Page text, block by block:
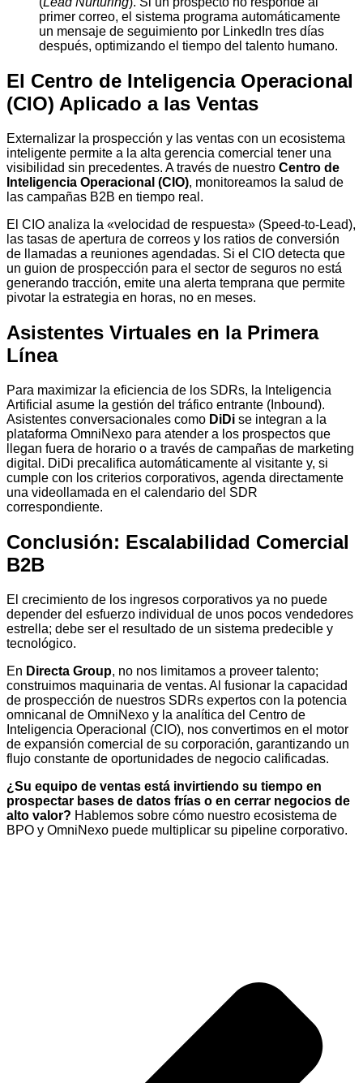
primer correo, el sistema programa automáticamente
un mensaje de seguimiento por LinkedIn tres días
después, optimizando el tiempo del talento humano.
El Centro de Inteligencia Operacional
(CIO) Aplicado a las Ventas
Externalizar la prospección y las ventas con un ecosistema
inteligente permite a la alta gerencia comercial tener una
visibilidad sin precedentes. A través de nuestro Centro de
Inteligencia Operacional (CIO), monitoreamos la salud de
las campañas B2B en tiempo real.
El CIO analiza la «velocidad de respuesta» (Speed-to-Lead),
las tasas de apertura de correos y los ratios de conversión
de llamadas a reuniones agendadas. Si el CIO detecta que
un guion de prospección para el sector de seguros no está
generando tracción, emite una alerta temprana que permite
pivotar la estrategia en horas, no en meses.
Asistentes Virtuales en la Primera
Línea
Para maximizar la eficiencia de los SDRs, la Inteligencia
Artificial asume la gestión del tráfico entrante (Inbound).
Asistentes conversacionales como DiDi se integran a la
plataforma OmniNexo para atender a los prospectos que
llegan fuera de horario o a través de campañas de marketing
digital. DiDi precalifica automáticamente al visitante y, si
cumple con los criterios corporativos, agenda directamente
una videollamada en el calendario del SDR
correspondiente.
Conclusión: Escalabilidad Comercial
B2B
El crecimiento de los ingresos corporativos ya no puede
depender del esfuerzo individual de unos pocos vendedores
estrella; debe ser el resultado de un sistema predecible y
tecnológico.
En Directa Group, no nos limitamos a proveer talento;
construimos maquinaria de ventas. Al fusionar la capacidad
de prospección de nuestros SDRs expertos con la potencia
omnicanal de OmniNexo y la analítica del Centro de
Inteligencia Operacional (CIO), nos convertimos en el motor
de expansión comercial de su corporación, garantizando un
flujo constante de oportunidades de negocio calificadas.
¿Su equipo de ventas está invirtiendo su tiempo en
prospectar bases de datos frías o en cerrar negocios de
alto valor? Hablemos sobre cómo nuestro ecosistema de
BPO y OmniNexo puede multiplicar su pipeline corporativo.